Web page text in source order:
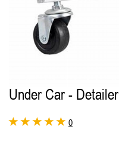
Under Car - Detailer
0